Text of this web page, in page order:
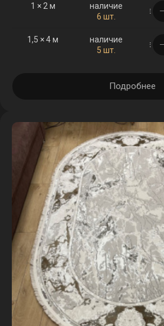
1 × 2 м
наличие
6 шт.
в корзине
1,5 × 4 м
наличие
5 шт.
в корзине
Подробнее